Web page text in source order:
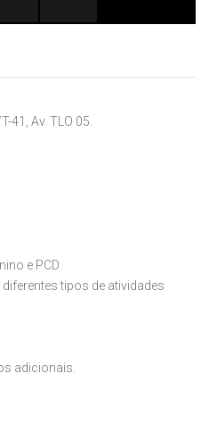
41, Av. TLO 05.
e PCD
tipos de atividades
adicionais.